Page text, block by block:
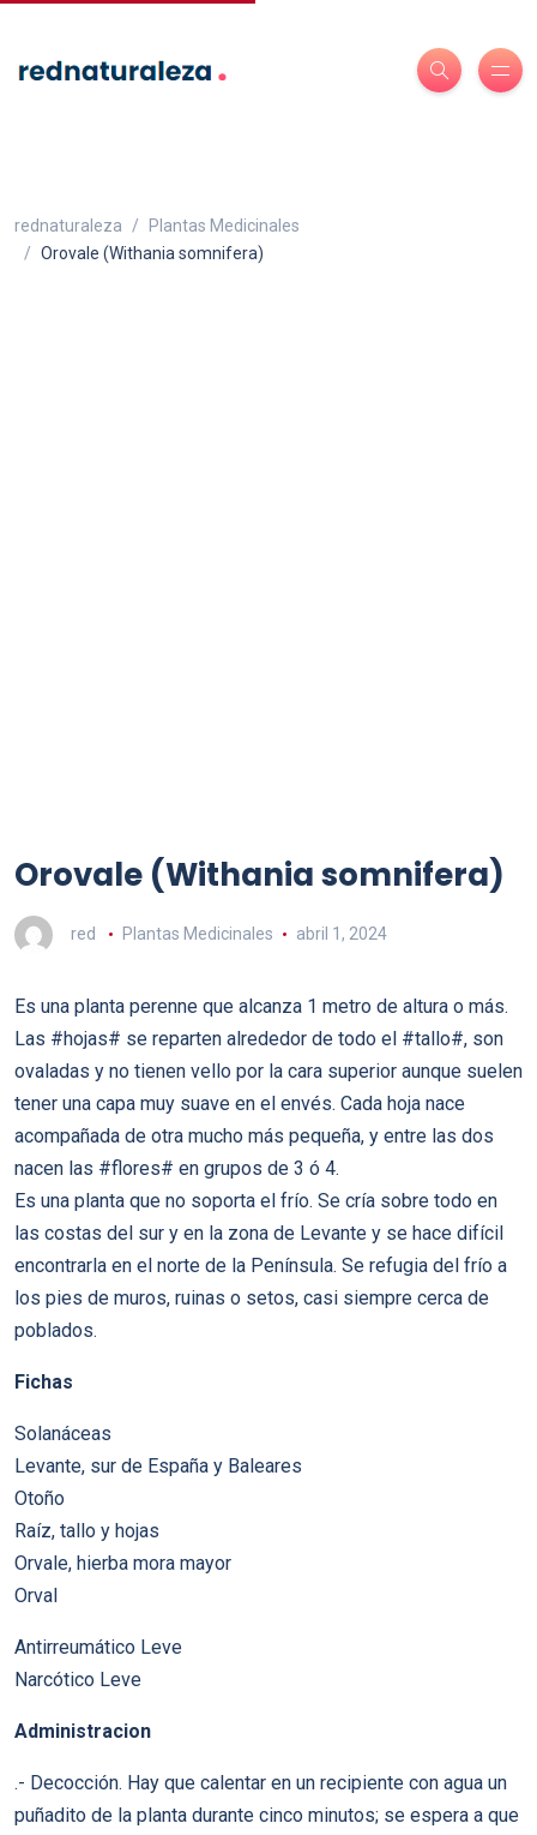
rednaturaleza
Plantas Medicinales
Orovale (Withania somnifera)
Orovale (Withania somnifera)
red Plantas Medicinales abril 1, 2024
Es una planta perenne que alcanza 1 metro de altura o más.
Las #hojas# se reparten alrededor de todo el #tallo#, son
ovaladas y no tienen vello por la cara superior aunque suelen
tener una capa muy suave en el envés. Cada hoja nace
acompañada de otra mucho más pequeña, y entre las dos
nacen las #flores# en grupos de 3 ó 4.
Es una planta que no soporta el frío. Se cría sobre todo en
las costas del sur y en la zona de Levante y se hace difícil
encontrarla en el norte de la Península. Se refugia del frío a
los pies de muros, ruinas o setos, casi siempre cerca de
poblados.
Fichas
Solanáceas
Levante, sur de España y Baleares
Otoño
Raíz, tallo y hojas
Orvale, hierba mora mayor
Orval
Antirreumático Leve
Narcótico Leve
Administracion
.- Decocción. Hay que calentar en un recipiente con agua un
puñadito de la planta durante cinco minutos; se espera a que